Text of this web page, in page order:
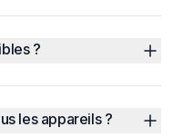
?
les appareils ?